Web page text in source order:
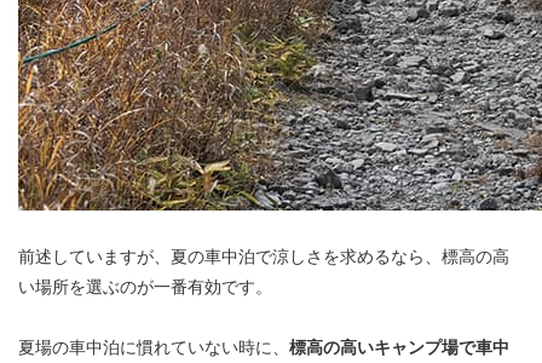
前述していますが、夏の車中泊で涼しさを求めるなら、標高の高
い場所を選ぶのが一番有効です。
夏場の車中泊に慣れていない時に、 標高の高いキャンプ場で車中